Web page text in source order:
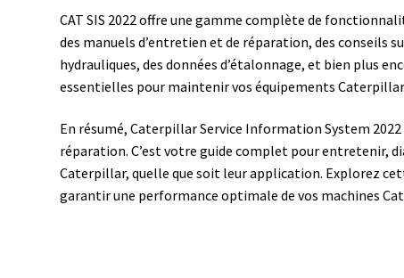
CAT SIS 2022 offre une gamme complète de
des manuels d’entretien et de réparation, des conseils
hydrauliques, des données d’étalonnage, et bien plus
essentielles pour maintenir vos équipements
En résumé, Caterpillar Service Information System
réparation. C’est votre guide complet pour entretenir,
Caterpillar, quelle que soit leur application. Explorez
garantir une performance optimale de vos machines